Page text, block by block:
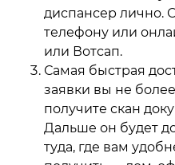
диспансер лично.
телефону или
или Вотсап.
Самая быстрая
заявки вы не
получите скан
Дальше он будет
туда, где вам